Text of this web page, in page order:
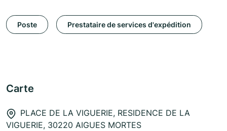
Poste Prestataire de services d'expédition
Carte
PLACE DE LA VIGUERIE, RESIDENCE DE LA
VIGUERIE, 30220 AIGUES MORTES